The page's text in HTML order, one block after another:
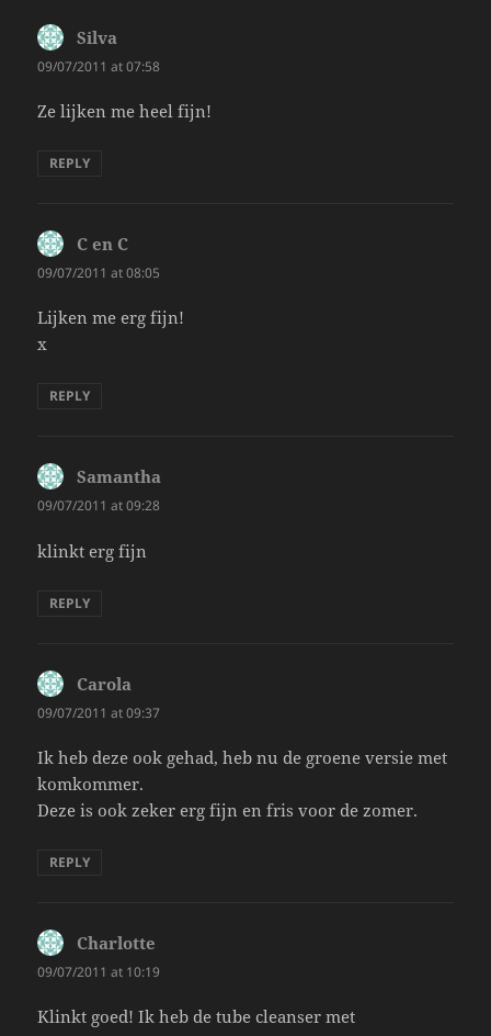
Silva
09/07/2011 at 07:58
Ze lijken me heel fijn!
REPLY
C en C
09/07/2011 at 08:05
Lijken me erg fijn!
x
REPLY
Samantha
09/07/2011 at 09:28
klinkt erg fijn
REPLY
Carola
09/07/2011 at 09:37
Ik heb deze ook gehad, heb nu de groene versie met
komkommer.
Deze is ook zeker erg fijn en fris voor de zomer.
REPLY
Charlotte
09/07/2011 at 10:19
Klinkt goed! Ik heb de tube cleanser met